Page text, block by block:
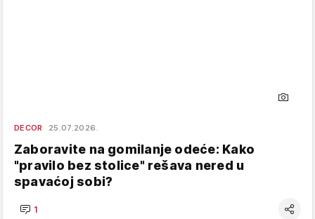
DECOR 25.07.2026.
Zaboravite na gomilanje odeće: Kako
"pravilo bez stolice" rešava nered u
spavaćoj sobi?
1